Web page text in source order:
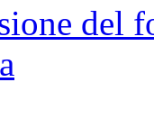
del